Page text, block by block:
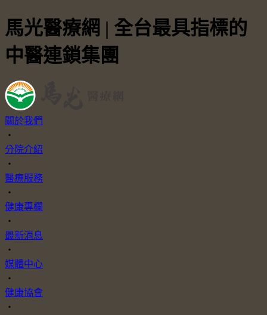
馬光醫療網 | 全台最具指標的
中醫連鎖集團
關於我們
・
分院介紹
・
醫療服務
・
健康專欄
・
最新消息
・
媒體中心
・
健康協會
・